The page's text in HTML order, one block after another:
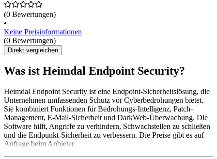
(0 Bewertungen)
•
Keine Preisinformationen
(0 Bewertungen)
Direkt vergleichen
Was ist Heimdal Endpoint Security?
Heimdal Endpoint Security ist eine Endpoint-Sicherheitslösung, die
Unternehmen umfassenden Schutz vor Cyberbedrohungen bietet.
Sie kombiniert Funktionen für Bedrohungs-Intelligenz, Patch-
Management, E-Mail-Sicherheit und DarkWeb-Überwachung. Die
Software hilft, Angriffe zu verhindern, Schwachstellen zu schließen
und die Endpunkt-Sicherheit zu verbessern. Die Preise gibt es auf
Anfrage beim Anbieter.